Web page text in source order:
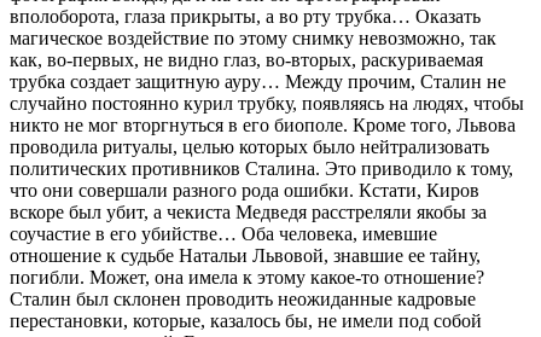
вполоборота, глаза прикрыты, а во рту трубка… Оказать
магическое воздействие по этому снимку невозможно, так
как, во-первых, не видно глаз, во-вторых, раскуриваемая
трубка создает защитную ауру… Между прочим, Сталин не
случайно постоянно курил трубку, появляясь на людях, чтобы
никто не мог вторгнуться в его биополе. Кроме того, Львова
проводила ритуалы, целью которых было нейтрализовать
политических противников Сталина. Это приводило к тому,
что они совершали разного рода ошибки. Кстати, Киров
вскоре был убит, а чекиста Медведя расстреляли якобы за
соучастие в его убийстве… Оба человека, имевшие
отношение к судьбе Натальи Львовой, знавшие ее тайну,
погибли. Может, она имела к этому какое-то отношение?
Сталин был склонен проводить неожиданные кадровые
перестановки, которые, казалось бы, не имели под собой